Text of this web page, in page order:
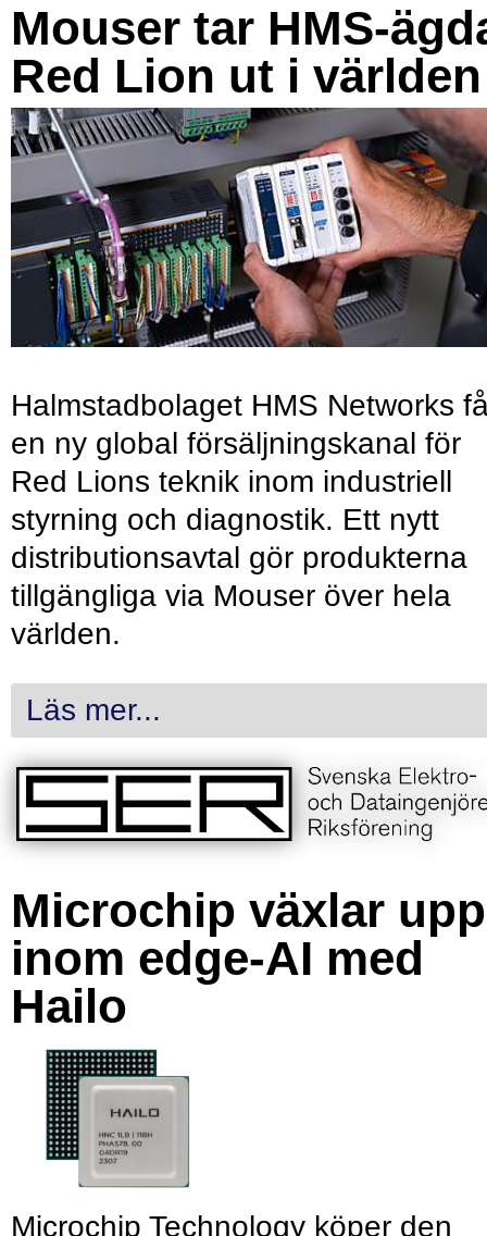
Mouser tar HMS-
Red Lion ut i världen
Halmstadbolaget HMS Networks
en ny global försäljningskanal för
Red Lions teknik inom industriell
styrning och diagnostik. Ett nytt
distributionsavtal gör produkterna
tillgängliga via Mouser över hela
världen.
Läs mer...
Microchip växlar upp
inom edge-AI med
Hailo
Microchip Technology köper den